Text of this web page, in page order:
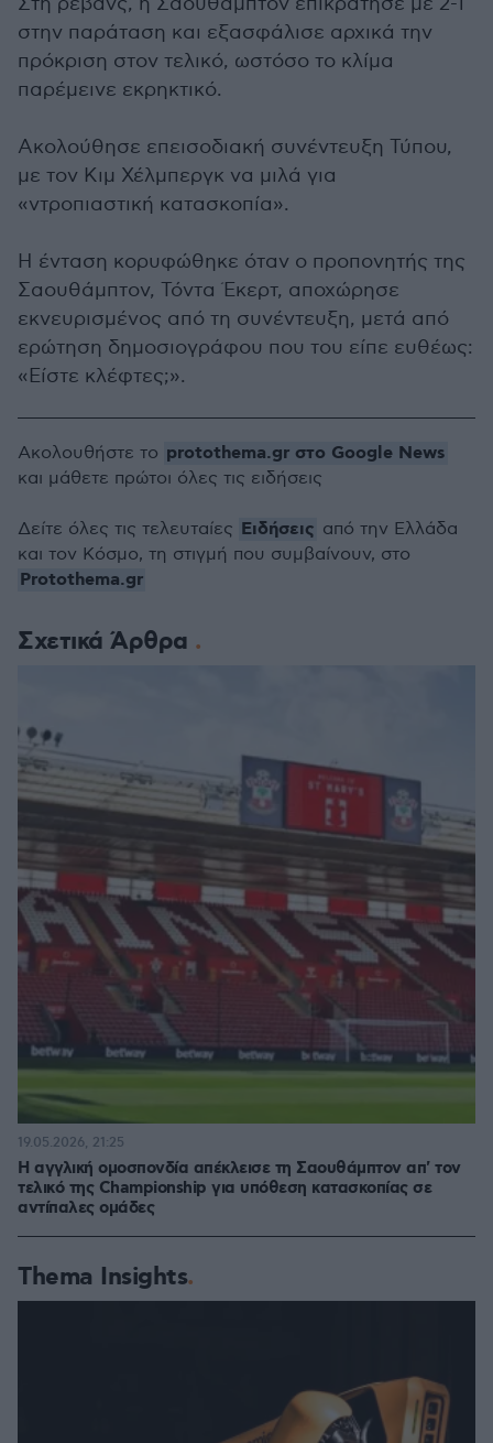
στην παράταση και εξασφάλισε αρχικά την
πρόκριση στον τελικό, ωστόσο το κλίμα
παρέμεινε εκρηκτικό.
Ακολούθησε επεισοδιακή συνέντευξη Τύπου,
με τον Κιμ Χέλμπεργκ να μιλά για
«ντροπιαστική κατασκοπία».
Η ένταση κορυφώθηκε όταν ο προπονητής της
Σαουθάμπτον, Τόντα Έκερτ, αποχώρησε
εκνευρισμένος από τη συνέντευξη, μετά από
ερώτηση δημοσιογράφου που του είπε ευθέως:
«Είστε κλέφτες;».
Σχετικά Άρθρα
Η αγγλική ομοσπονδία απέκλεισε τη Σαουθάμπτον απ' τον
τελικό της Championship για υπόθεση κατασκοπίας σε
αντίπαλες ομάδες
19.05.2026, 21:25
Thema Insights
Ακολουθήστε το protothema.gr στο Google News
και μάθετε πρώτοι όλες τις ειδήσεις
Δείτε όλες τις τελευταίες Ειδήσεις από την Ελλάδα
και τον Κόσμο, τη στιγμή που συμβαίνουν, στο
Protothema.gr